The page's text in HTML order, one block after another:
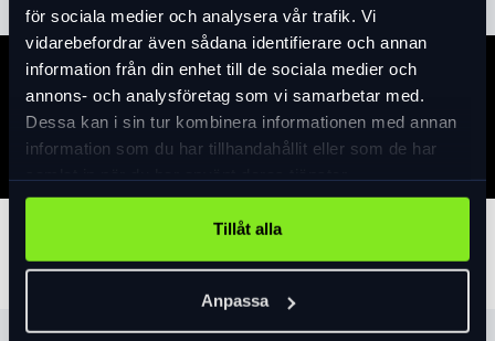
för sociala medier och analysera vår trafik. Vi
vidarebefordrar även sådana identifierare och annan
information från din enhet till de sociala medier och
annons- och analysföretag som vi samarbetar med.
Dessa kan i sin tur kombinera informationen med annan
information som du har tillhandahållit eller som de har
Tillåt alla
Anpassa
Specifikation
Tillbehör